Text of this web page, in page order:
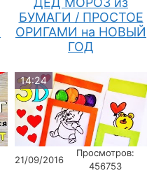
БУМАГИ / ПРОСТОЕ
ОРИГАМИ на НОВЫЙ
ГОД
14:24
21/09/2016
Просмотров:
456753